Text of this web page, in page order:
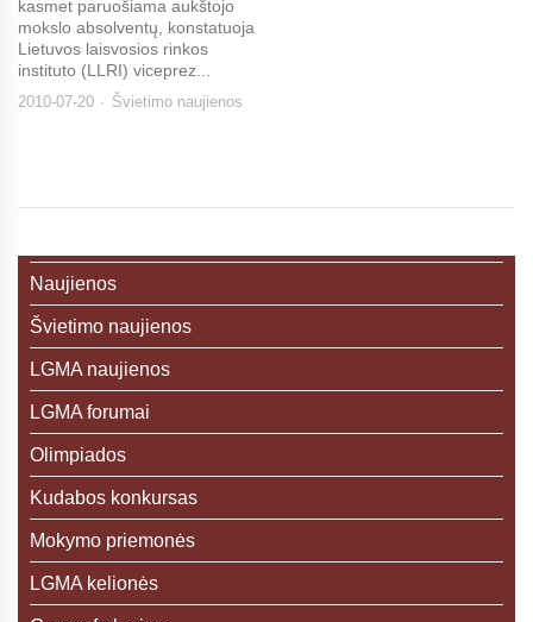
kasmet paruošiama aukštojo
mokslo absolventų, konstatuoja
Lietuvos laisvosios rinkos
instituto (LLRI) viceprez...
2010-07-20 Švietimo naujienos
Naujienos
Švietimo naujienos
LGMA naujienos
LGMA forumai
Olimpiados
Kudabos konkursas
Mokymo priemonės
LGMA kelionės